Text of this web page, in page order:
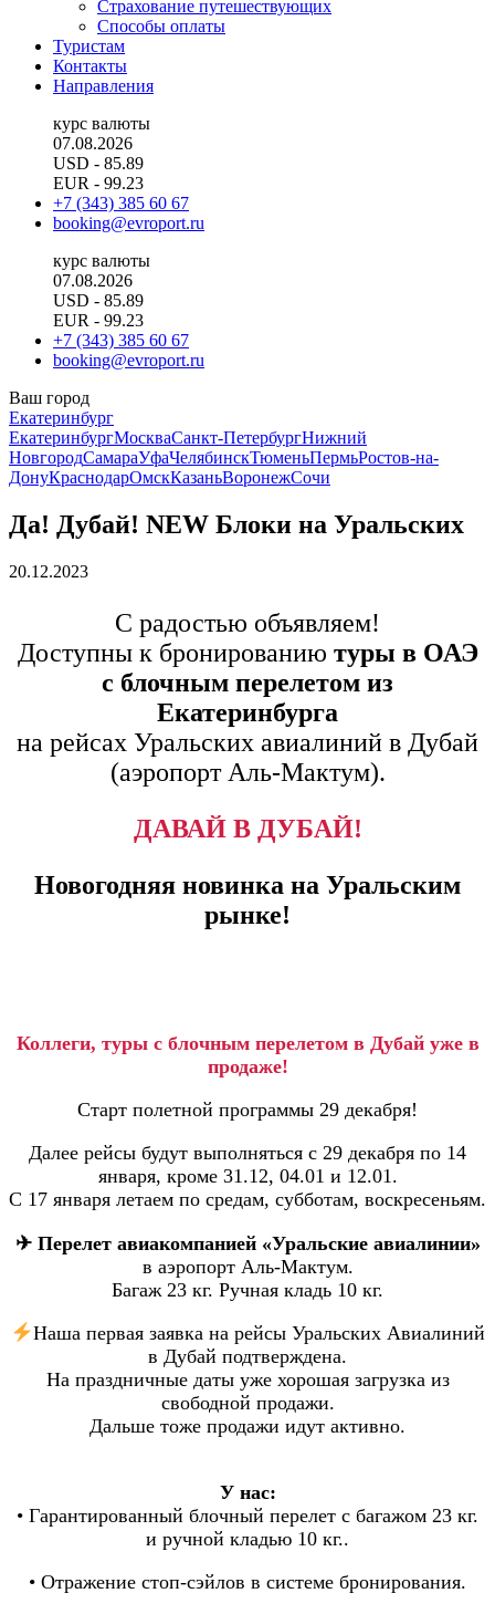
Страхование путешествующих
Способы оплаты
Туристам
Контакты
Направления
курс валюты
07.08.2026
USD - 85.89
EUR - 99.23
+7 (343) 385 60 67
booking@evroport.ru
курс валюты
07.08.2026
USD - 85.89
EUR - 99.23
+7 (343) 385 60 67
booking@evroport.ru
Ваш город
Екатеринбург
ЕкатеринбургМоскваСанкт-ПетербургНижний
НовгородСамараУфаЧелябинскТюменьПермьРостов-на-
ДонуКраснодарОмскКазаньВоронежСочи
Да! Дубай! NEW Блоки на Уральских
20.12.2023
С радостью объявляем!
Доступны к бронированию туры в ОАЭ
с блочным перелетом из
Екатеринбурга
на рейсах Уральских авиалиний в Дубай
(аэропорт Аль-Мактум).
ДАВАЙ В ДУБАЙ!
Новогодняя новинка на Уральским
рынке!
Коллеги, туры с блочным перелетом в Дубай уже в
продаже!
Старт полетной программы 29 декабря!
Далее рейсы будут выполняться с 29 декабря по 14
января, кроме 31.12, 04.01 и 12.01.
С 17 января летаем по средам, субботам, воскресеньям.
✈ Перелет авиакомпанией «Уральские авиалинии»‎
в аэропорт Аль-Мактум.
Багаж 23 кг. Ручная кладь 10 кг.
Наша первая заявка на рейсы Уральских Авиалиний
в Дубай подтверждена.
На праздничные даты уже хорошая загрузка из
свободной продажи.
Дальше тоже продажи идут активно.
У нас:
• Гарантированный блочный перелет с багажом 23 кг.
и ручной кладью 10 кг..
• Отражение стоп-сэйлов в системе бронирования.